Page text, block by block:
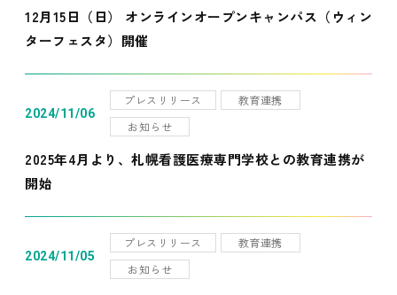
12月15日（日） オンラインオープンキャンパス（ウィン
ターフェスタ）開催
2024/11/06
プレスリリース
教育連携
お知らせ
2025年4月より、札幌看護医療専門学校との教育連携が
開始
2024/11/05
プレスリリース
教育連携
お知らせ